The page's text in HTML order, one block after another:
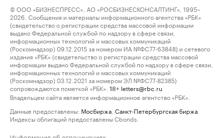
© ООО «БИЗНЕСПРЕСС», АО «РОСБИЗНЕСКОНСАЛТИНГ», 1995–
2026. Сообщения и материалы информационного агентства «РБК»
(свидетельство о регистрации средства массовой информации
выдано Федеральной службой по надзору в сфере связи,
информационных технологий и массовых коммуникаций
(Роскомнадзор) 09.12.2015 за номером ИА №ФС77-63848) и сетевого
издания «РБК» (свидетельство о регистрации средства массовой
информации выдано Федеральной службой по надзору в сфере связи,
информационных технологий и массовых коммуникаций
(Роскомнадзор) 03.12.2021 за номером ЭЛ №ФС77-82385)
сопровождаются пометкой «РБК».
18+ letters@rbc.ru
Владельцем сайта является информационное агентство «РБК».
Данные предоставлены: Мосбиржа Санкт-Петербургская биржа
Индексы облигаций предоставлены Cbonds.